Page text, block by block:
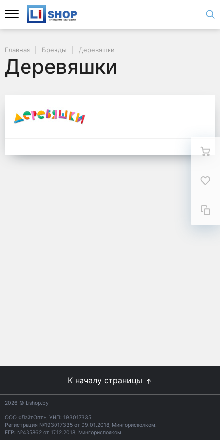
Главная Бренды Деревяшки
Деревяшки
К началу страницы
2026 © Lishop.by
ООО «ЛайтОпт», УНП: 193017335
Регистрация №193017335 от 09.01.2018, Мингорисполком.
ЕГР: №435862 от 17.12.2018, Мингорисполком.